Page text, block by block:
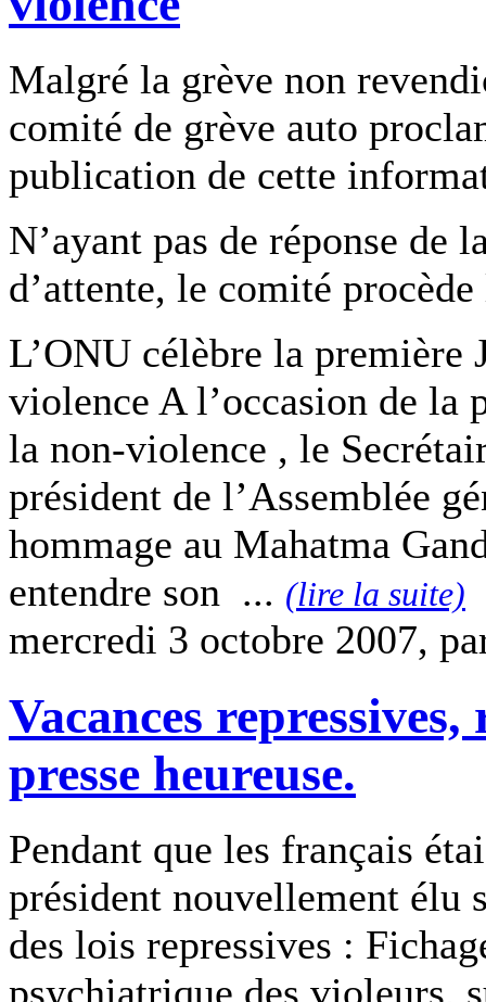
Malgré la grève non
comité de grève auto
publication de cette
N’ayant pas de réponse de
d’attente, le comité
L’ONU célèbre la première
violence A l’occasion de la
la non-violence , le
président de l’Assemblée
hommage au Mahatma
entendre son ... (lire la suite)
mercredi 3 octobre 2007,
Vacances
presse heureuse.
Pendant que les français
président nouvellement élu
des lois repressives :
psychiatrique des violeurs,